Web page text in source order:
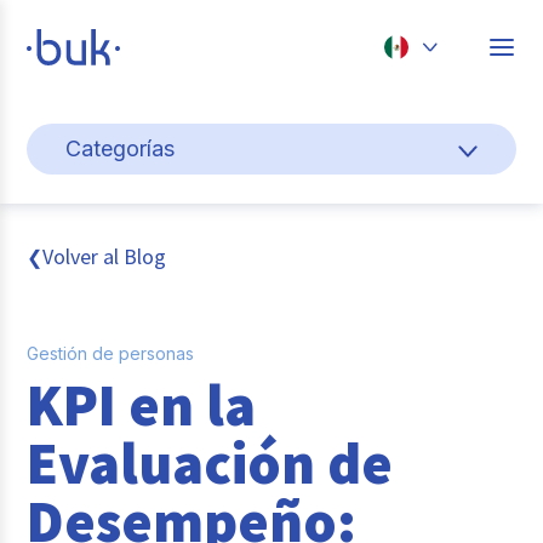
Perú
Categorías
Gestión de personas
Cultura y bienestar laboral
Transformación digital
Tendencias y data
Novedades
Entrevistas con expertos
❮Volver al Blog
Gestión de personas
KPI en la
Evaluación de
Desempeño: